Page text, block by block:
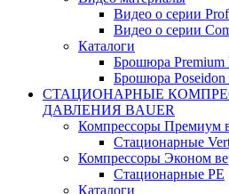
Видео о серии
Видео о серии
Каталоги
Брошюра Premium
Брошюра Poseidon
СТАЦИОНАРНЫЕ
ДАВЛЕНИЯ BAUER
Компрессоры Премиум
Стационарные
Компрессоры Эконом
Стационарные PE
Каталоги